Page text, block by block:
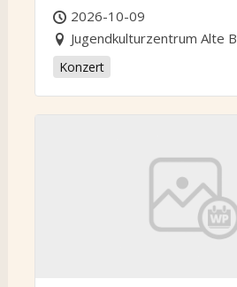
2026-10-09
Jugendkulturzentrum Alte
Konzert